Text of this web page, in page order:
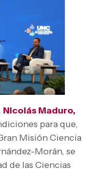
Nicolás Maduro,
para que,
Misión Ciencia
Morán, se
de las Ciencias